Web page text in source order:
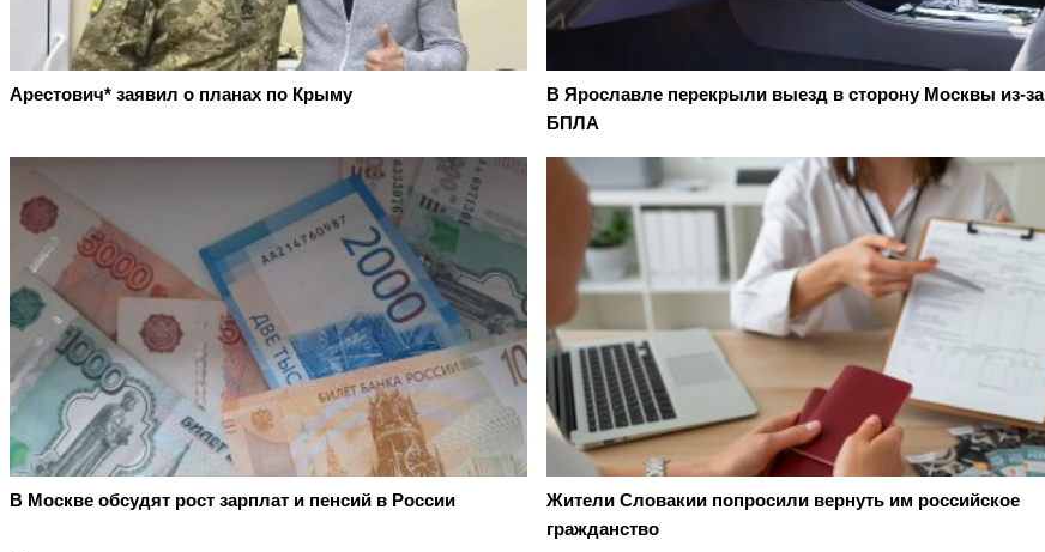
Арестович* заявил о планах по Крыму
В Ярославле перекрыли выезд в сторону Москвы из-за
БПЛА
В Москве обсудят рост зарплат и пенсий в России
Жители Словакии попросили вернуть им российское
гражданство